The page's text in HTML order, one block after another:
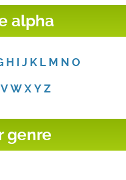
alpha
H I J K L M N O
V W X Y Z
genre